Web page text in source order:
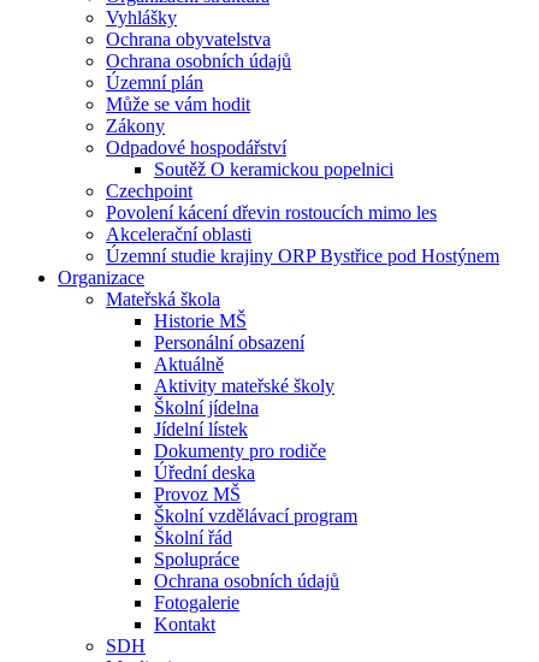
Vyhlášky
Ochrana obyvatelstva
Ochrana osobních údajů
Územní plán
Může se vám hodit
Zákony
Odpadové hospodářství
Soutěž O keramickou popelnici
Czechpoint
Povolení kácení dřevin rostoucích mimo les
Akcelerační oblasti
Územní studie krajiny ORP Bystřice pod Hostýnem
Organizace
Mateřská škola
Historie MŠ
Personální obsazení
Aktuálně
Aktivity mateřské školy
Školní jídelna
Jídelní lístek
Dokumenty pro rodiče
Úřední deska
Provoz MŠ
Školní vzdělávací program
Školní řád
Spolupráce
Ochrana osobních údajů
Fotogalerie
Kontakt
SDH